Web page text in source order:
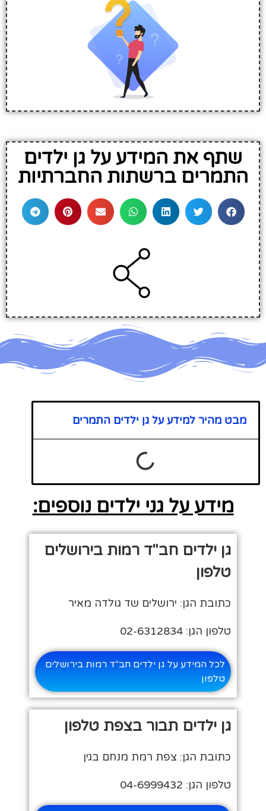
שתף את המידע על גן ילדים
התמרים ברשתות החברתיות
מבט מהיר למידע על גן ילדים התמרים
מידע על גני ילדים נוספים:
גן ילדים חב"ד רמות בירושלים
טלפון
כתובת הגן: ירושלים שד גולדה מאיר
טלפון הגן: 02-6312834
לכל המידע על גן ילדים חב"ד רמות בירושלים
טלפון
גן ילדים תבור בצפת טלפון
כתובת הגן: צפת רמת מנחם בגין
טלפון הגן: 04-6999432